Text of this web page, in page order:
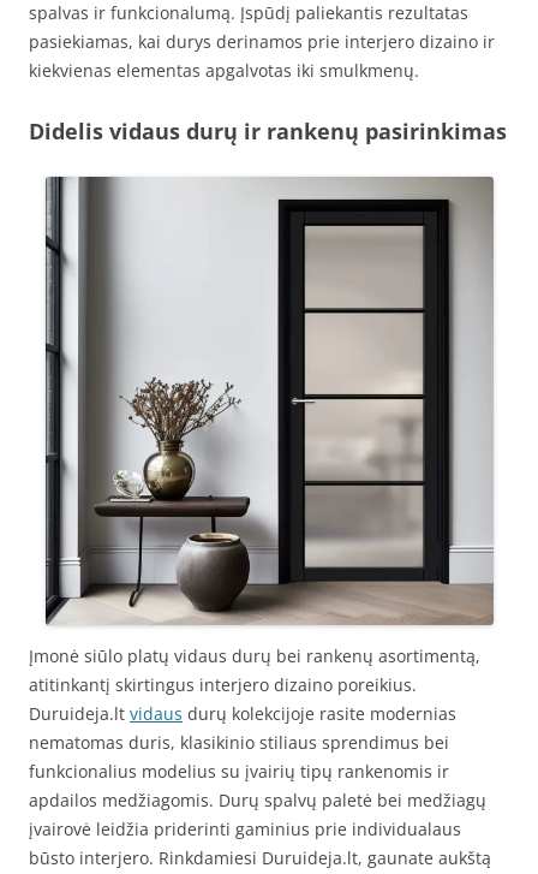
spalvas ir funkcionalumą. Įspūdį paliekantis rezultatas
pasiekiamas, kai durys derinamos prie interjero dizaino ir
kiekvienas elementas apgalvotas iki smulkmenų.
Didelis vidaus durų ir rankenų pasirinkimas
Įmonė siūlo platų vidaus durų bei rankenų asortimentą,
atitinkantį skirtingus interjero dizaino poreikius.
Duruideja.lt vidaus durų kolekcijoje rasite modernias
nematomas duris, klasikinio stiliaus sprendimus bei
funkcionalius modelius su įvairių tipų rankenomis ir
apdailos medžiagomis. Durų spalvų paletė bei medžiagų
įvairovė leidžia priderinti gaminius prie individualaus
būsto interjero. Rinkdamiesi Duruideja.lt, gaunate aukštą